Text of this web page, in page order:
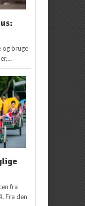
og bruge
fra
Fra den